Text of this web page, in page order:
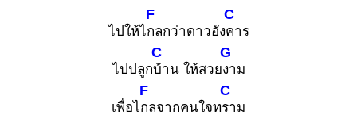
ไปให้ไ
F
กลกว่าดาวอัง
C
คาร
ไปปลูก
C
บ้าน ให้สวย
G
งาม
เพื่อไ
F
กลจากคนใจท
C
ราม